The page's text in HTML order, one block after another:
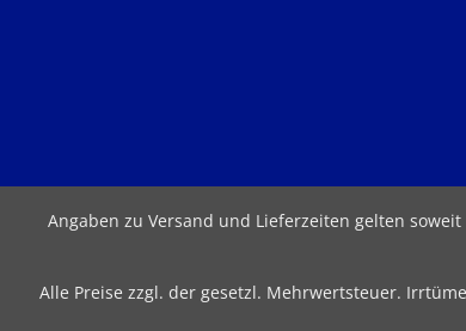
Angaben zu Versand und Lieferzeiten gelten
Alle Preise zzgl. der gesetzl. Mehrwertsteuer.